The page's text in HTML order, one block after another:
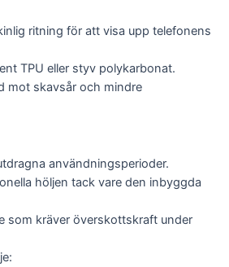
ritning för att visa upp telefonens
TPU eller styv polykarbonat.
mot skavsår och mindre
användningsperioder.
höljen tack vare den inbyggda
som kräver överskottskraft under